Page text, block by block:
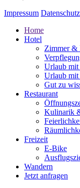
Impressum Datenschutz
Home
Hotel
Zimmer &
Urlaub mit
Urlaub mit
Gut zu
Restaurant
Kulinarik
Freizeit
E-Bike
Wandern
Jetzt anfragen